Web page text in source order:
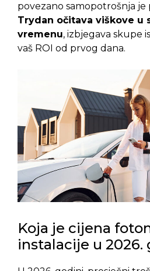
povezano samopotrošnja je
Trydan očitava viškove u
vremenu, izbjegava skupe
vaš ROI od prvog dana.
Koja je cijena
instalacije u 2026.